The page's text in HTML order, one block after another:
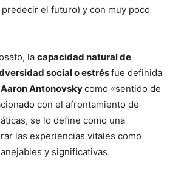
el futuro) y con muy poco
la capacidad natural de
social o estrésfue definida
Aaron Antonovskycomo «sentido de
con el afrontamiento de
se lo define como una
las experiencias vitales como
y significativas.